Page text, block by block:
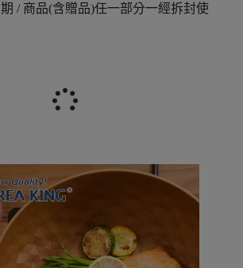
/ 商品(含贈品)任一部分一經拆封使